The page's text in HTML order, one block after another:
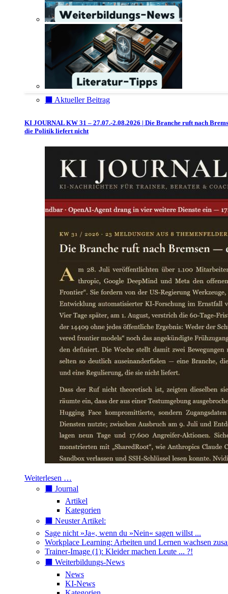
⬛️ Aktueller Beitrag
KI JOURNAL KW 31 – 27.07.-2.08.2026 | Die Branche ruft nach
die Politik liefert nicht
Weiterlesen …
⬛️ Journal
Artikel
Kategorien
⬛️ Neuster Artikel:
Sage nicht »Ja«, wenn du »Nein« sagen willst ...
Workplace Learning: Arbeiten und Lernen wachsen
Trainer-Image (1): Kleider machen Leute ... ?!
⬛️ Weiterbildungs-News
News
KI-News